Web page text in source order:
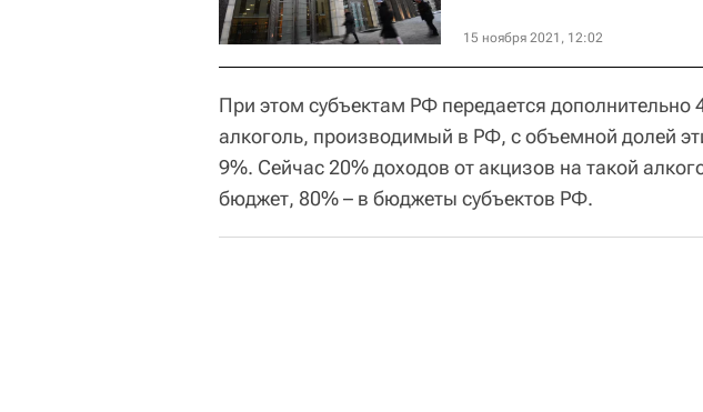
15 ноября 2021, 12:02
При этом субъектам РФ передается дополнительно
алкоголь, производимый в РФ, с объемной долей
9%. Сейчас 20% доходов от акцизов на такой
бюджет, 80% – в бюджеты субъектов РФ.